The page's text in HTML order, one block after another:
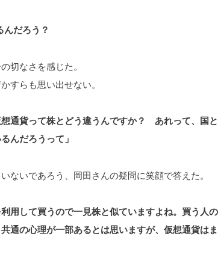
だろう？
切なさを感じた。
すらも思い出せない。
想通貨って株とどう違うんですか？ あれって、国
んだろうって」
ないであろう、岡田さんの疑問に笑顔で答えた。
用して買うので一見株と似ていますよね。買う人
通の心理が一部あるとは思いますが、仮想通貨は